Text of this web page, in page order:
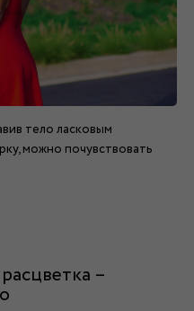
тело ласковым
можно почувствовать
–